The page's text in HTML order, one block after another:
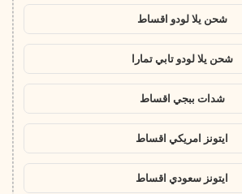
شحن يلا لودو اقساط
شحن يلا لودو تابي تمارا
شدات ببجي اقساط
ايتونز امريكي اقساط
ايتونز سعودي اقساط